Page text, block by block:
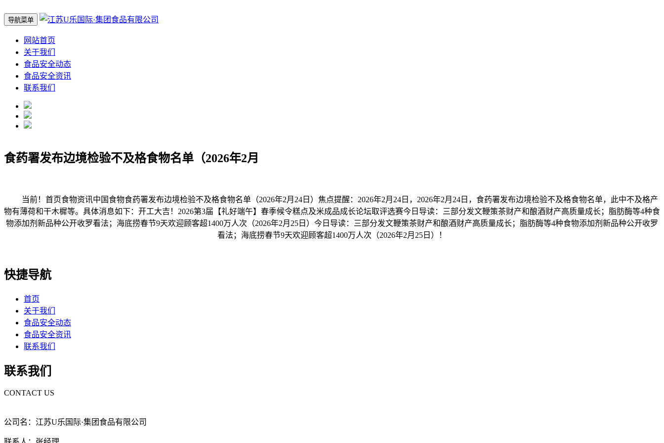
导航菜单
网站首页
关于我们
食品安全动态
食品安全资讯
联系我们
食药署发布边境检验不及格食物名单（2026年2月
当前！首页食物资讯中国食物食药署发布边境检验不及格食物名单（2026年2月24日）焦点提醒：2026年2月24日，2026年2月24日，食药署发布边境检验不及格食物名单，此中不及格产
物有薄荷和干木樨等。具体消息如下：开工大吉！2026第3届【礼好端午】春季候令糕点及米成品成长论坛取评选赛今日导读：三部分发文鞭策茶财产和酿酒财产高质量成长；脂肪酶等4种食
物添加剂新品种公开收罗看法；海底捞春节9天欢迎顾客超1400万人次（2026年2月25日）今日导读：三部分发文鞭策茶财产和酿酒财产高质量成长；脂肪酶等4种食物添加剂新品种公开收罗
看法；海底捞春节9天欢迎顾客超1400万人次（2026年2月25日）！
快捷导航
首页
关于我们
食品安全动态
食品安全资讯
联系我们
联系我们
CONTACT US
公司名：江苏U乐国际·集团食品有限公司